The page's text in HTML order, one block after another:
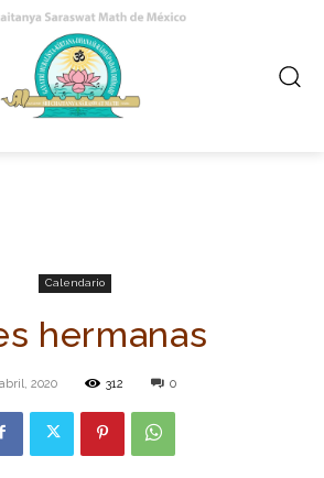
Calendario
hermanas
2020 312 0